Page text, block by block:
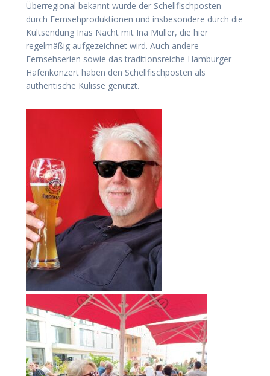
Überregional bekannt wurde der Schellfischposten
durch Fernsehproduktionen und insbesondere durch die
Kultsendung Inas Nacht mit Ina Müller, die hier
regelmäßig aufgezeichnet wird. Auch andere
Fernsehserien sowie das traditionsreiche Hamburger
Hafenkonzert haben den Schellfischposten als
authentische Kulisse genutzt.